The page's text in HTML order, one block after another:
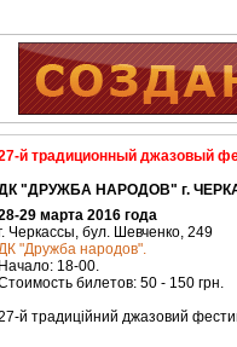
й традиционный джазовый
"ДРУЖБА НАРОДОВ" г.
29 марта 2016 года
Черкассы, бул. Шевченко, 249
"Дружба народов".
Начало: 18-00.
билетов: 50 - 150 грн.
й традиційний джазовий